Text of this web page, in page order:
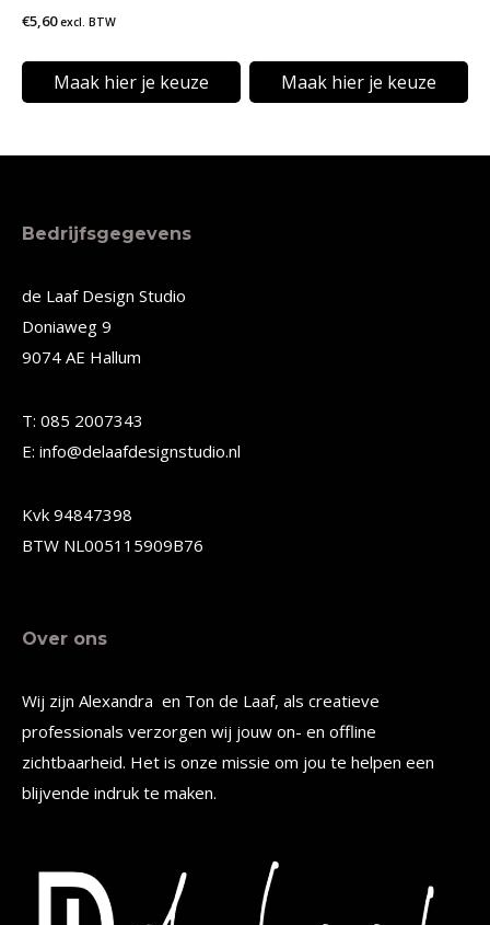
productpagina
€5,60 excl. BTW
Maak hier je keuze
product
meerdere
Deze
optie
kan
worden
de
productpagina
Maak hier je keuze
product
Bedrijfsgegevens
de Laaf Design Studio
Doniaweg 9
9074 AE Hallum
T: 085 2007343
E: info@delaafdesignstudio.nl
Kvk 94847398
BTW NL005115909B76
Over ons
Wij zijn Alexandra en Ton de Laaf, als creatieve
professionals verzorgen wij jouw on- en offline
zichtbaarheid. Het is onze missie om jou te helpen een
blijvende indruk te maken.